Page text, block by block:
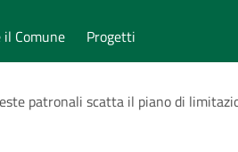
il Comune Progetti
patronali scatta il piano di